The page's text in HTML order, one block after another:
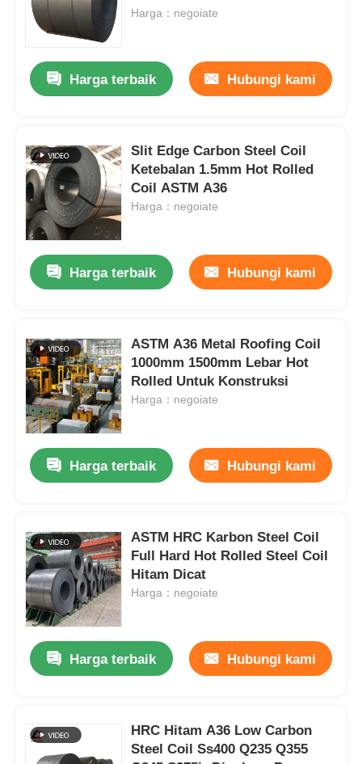
Harga：negoiate
Harga terbaik Hubungi kami
Slit Edge Carbon Steel Coil
Ketebalan 1.5mm Hot Rolled
Coil ASTM A36
Harga：negoiate
Harga terbaik Hubungi kami
ASTM A36 Metal Roofing Coil
1000mm 1500mm Lebar Hot
Rolled Untuk Konstruksi
Harga：negoiate
Harga terbaik Hubungi kami
ASTM HRC Karbon Steel Coil
Full Hard Hot Rolled Steel Coil
Hitam Dicat
Harga：negoiate
Harga terbaik Hubungi kami
HRC Hitam A36 Low Carbon
Steel Coil Ss400 Q235 Q355